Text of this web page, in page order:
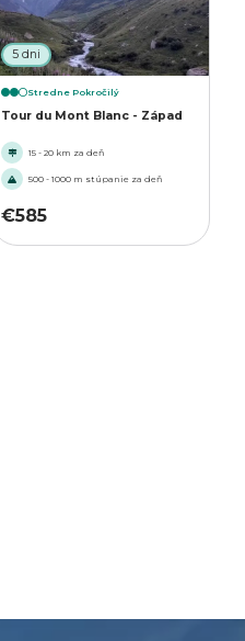
5 dni
Stredne Pokročilý
Tour du Mont Blanc - Západ
15 - 20 km za deň
500 - 1000 m stúpanie za deň
€585